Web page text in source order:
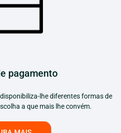
pagamento
lhe diferentes formas de
a que mais lhe convém.